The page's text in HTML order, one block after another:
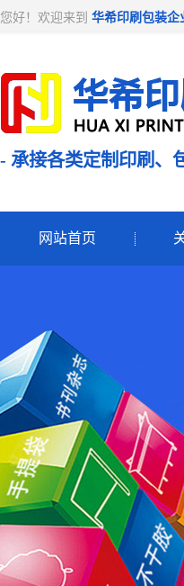
您好！欢迎来到 华希印刷包装企
- 承接各类定制印刷、
网站首页